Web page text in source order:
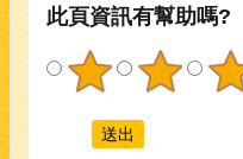
此頁資訊有幫助嗎?